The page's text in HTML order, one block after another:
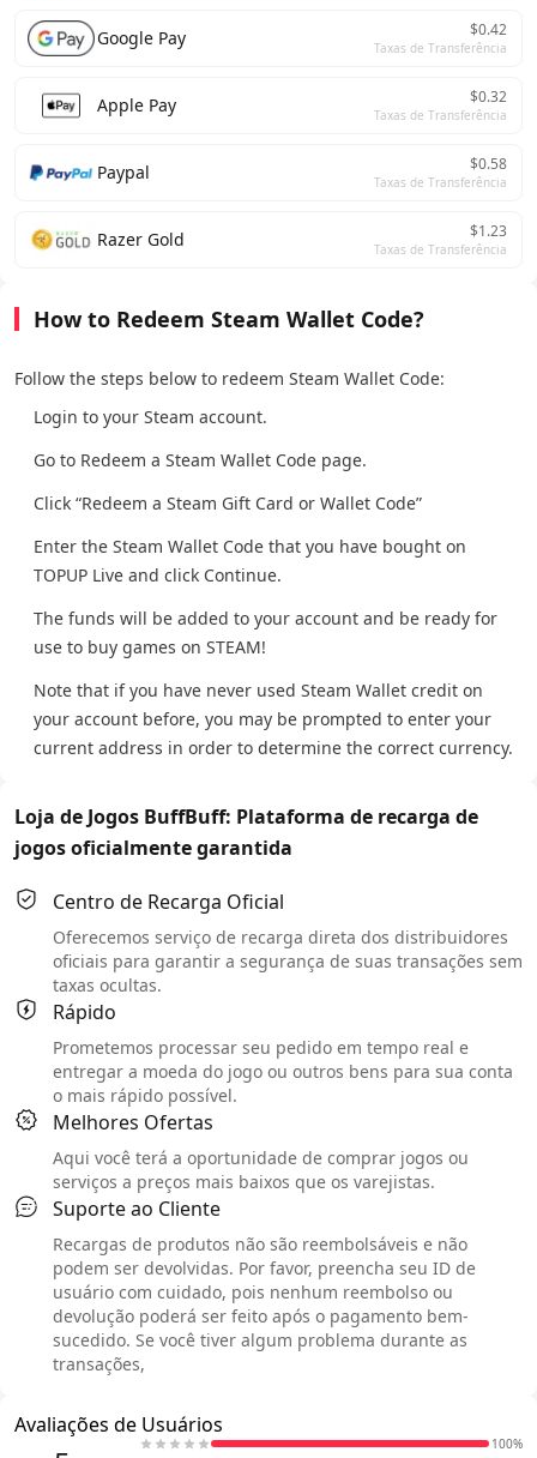
Google Pay $0.42
Taxas de Transferência
Apple Pay $0.32
Taxas de Transferência
Paypal $0.58
Taxas de Transferência
Razer Gold $1.23
Taxas de Transferência
How to Redeem Steam Wallet Code?
Follow the steps below to redeem Steam Wallet Code:
Login to your Steam account.
Go to Redeem a Steam Wallet Code page.
Click “Redeem a Steam Gift Card or Wallet Code”
Enter the Steam Wallet Code that you have bought on
TOPUP Live and click Continue.
The funds will be added to your account and be ready for
use to buy games on STEAM!
Note that if you have never used Steam Wallet credit on
your account before, you may be prompted to enter your
current address in order to determine the correct currency.
Loja de Jogos BuffBuff: Plataforma de recarga de
jogos oficialmente garantida
Centro de Recarga Oficial
Oferecemos serviço de recarga direta dos distribuidores
oficiais para garantir a segurança de suas transações sem
taxas ocultas.
Rápido
Prometemos processar seu pedido em tempo real e
entregar a moeda do jogo ou outros bens para sua conta
o mais rápido possível.
Melhores Ofertas
Aqui você terá a oportunidade de comprar jogos ou
serviços a preços mais baixos que os varejistas.
Suporte ao Cliente
Recargas de produtos não são reembolsáveis e não
podem ser devolvidas. Por favor, preencha seu ID de
usuário com cuidado, pois nenhum reembolso ou
devolução poderá ser feito após o pagamento bem-
sucedido. Se você tiver algum problema durante as
transações,
Avaliações de Usuários
100%